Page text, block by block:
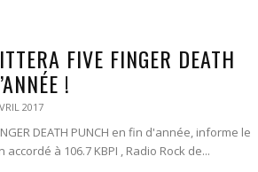
FIVE FINGER DEATH
!
2017
DEATH PUNCH en fin d'année, informe le
à 106.7 KBPI , Radio Rock de...